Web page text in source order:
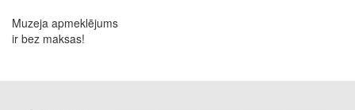
Muzeja apmeklējums
ir bez maksas!